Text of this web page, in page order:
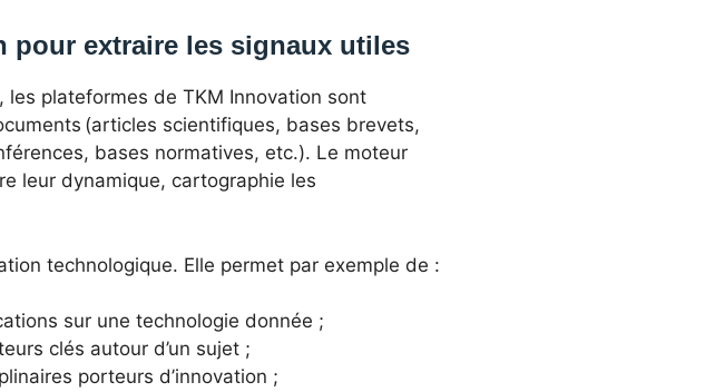
pour extraire les signaux utiles
plateformes de TKM Innovation sont
(articles scientifiques, bases brevets,
bases normatives, etc.). Le moteur
leur dynamique, cartographie les
technologique. Elle permet par exemple de :
sur une technologie donnée ;
clés autour d’un sujet ;
porteurs d’innovation ;